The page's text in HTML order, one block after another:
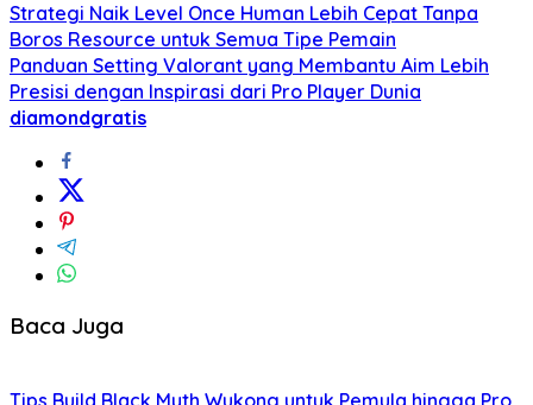
Strategi Naik Level Once Human Lebih Cepat Tanpa
Boros Resource untuk Semua Tipe Pemain
Panduan Setting Valorant yang Membantu Aim Lebih
Presisi dengan Inspirasi dari Pro Player Dunia
diamondgratis
Baca Juga